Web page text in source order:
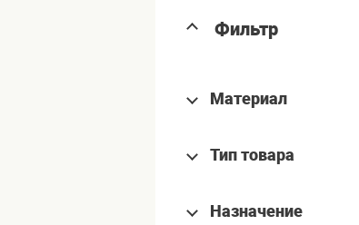
Фильтр
Материал
Тип товара
Назначение